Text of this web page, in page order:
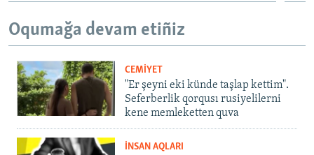
Oqumağa devam etiñiz
CEMİYET
"Er şeyni eki künde taşlap kettim".
Seferberlik qorqusı rusiyelilerni
kene memleketten quva
İNSAN AQLARI